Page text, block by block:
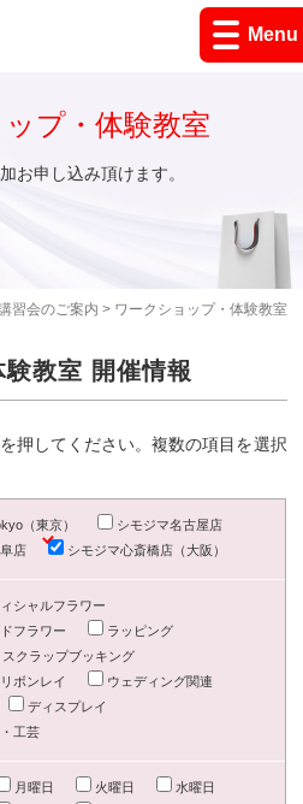
Menu
習会のご案内 > ワークショップ・体験教室
プ・体験教室
お申し込み頂けます。
教室 開催情報
押してください。複数の項目を選択
（東京）
シモジマ名古屋店
店
シモジマ心斎橋店（大阪）
シャルフラワー
フラワー
ラッピング
スクラップブッキング
ボンレイ
ウェディング関連
ディスプレイ
工芸
月曜日 火曜日
水曜日